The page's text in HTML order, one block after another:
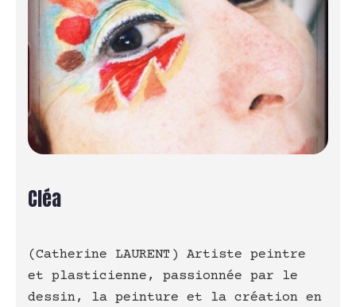
Cléa
(Catherine LAURENT) Artiste peintre
et plasticienne, passionnée par le
dessin, la peinture et la création en